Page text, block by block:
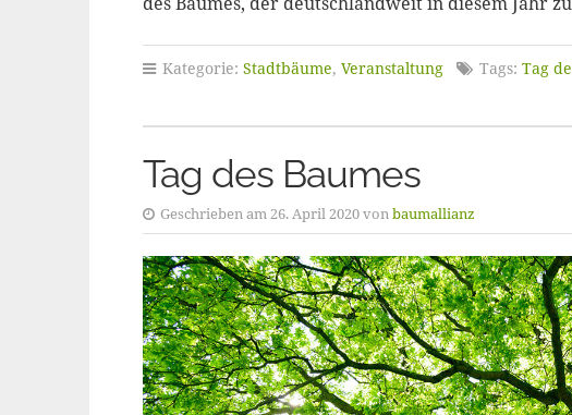
Kategorie: Stadtbäume, Veranstaltung Tags: Tag
Tag des Baumes
Geschrieben am 26. April 2020 von baumallianz